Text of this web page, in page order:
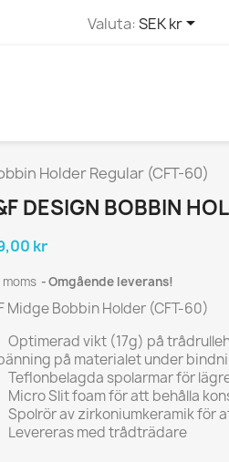
Valuta:SEK kr
Holder Regular (CFT-60)
DESIGN BOBBIN
kr
moms Omgående leverans!
Midge Bobbin Holder (CFT-60)
Optimerad vikt (17g) på
på materialet under
Teflonbelagda spolarmar för
Micro Slit foam för att behålla
Spolrör av zirkoniumkeramik för
Levereras med trådträdare